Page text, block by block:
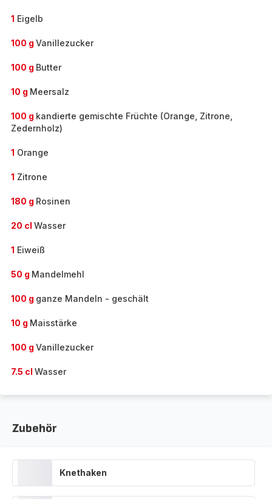
1 Eigelb
100 g Vanillezucker
100 g Butter
10 g Meersalz
100 g kandierte gemischte Früchte (Orange, Zitrone,
Zedernholz)
1 Orange
1 Zitrone
180 g Rosinen
20 cl Wasser
1 Eiweiß
50 g Mandelmehl
100 g ganze Mandeln - geschält
10 g Maisstärke
100 g Vanillezucker
7.5 cl Wasser
Zubehör
Knethaken